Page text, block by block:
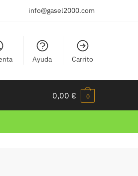
info@gasel2000.com
Ayuda Carrito
0,00 € 0